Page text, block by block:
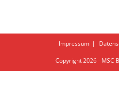
Impressum
Copyright 2026 - MSC